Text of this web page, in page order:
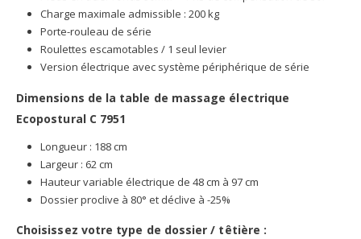
Charge maximale admissible : 200 kg
Porte-rouleau de série
Roulettes escamotables / 1 seul levier
Version électrique avec système périphérique de série
Dimensions de la table de massage électrique
Ecopostural C 7951
Longueur : 188 cm
Largeur : 62 cm
Hauteur variable électrique de 48 cm à 97 cm
Dossier proclive à 80° et déclive à -25%
Choisissez votre type de dossier / têtière :